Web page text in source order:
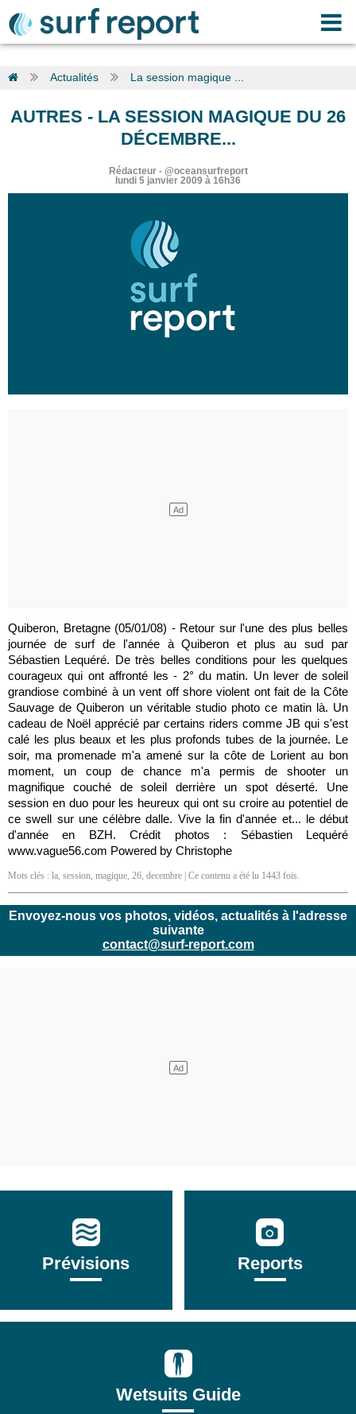
Actualités La session magique ...
AUTRES - LA SESSION MAGIQUE DU 26
DÉCEMBRE...
Rédacteur- @oceansurfreport
lundi 5 janvier 2009 à 16h36
Quiberon, Bretagne (05/01/08) - Retour sur l'une des plus belles
journée de surf de l'année à Quiberon et plus au sud par
Sébastien Lequéré. De très belles conditions pour les quelques
courageux qui ont affronté les - 2° du matin. Un lever de soleil
grandiose combiné à un vent off shore violent ont fait de la Côte
Sauvage de Quiberon un véritable studio photo ce matin là. Un
cadeau de Noël apprécié par certains riders comme JB qui s'est
calé les plus beaux et les plus profonds tubes de la journée. Le
soir, ma promenade m'a amené sur la côte de Lorient au bon
moment, un coup de chance m'a permis de shooter un
magnifique couché de soleil derrière un spot déserté. Une
session en duo pour les heureux qui ont su croire au potentiel de
ce swell sur une célèbre dalle. Vive la fin d'année et... le début
d'année en BZH. Crédit photos : Sébastien Lequéré
www.vague56.com Powered by Christophe
Mots clés : la, session, magique, 26, decembre | Ce contenu a été lu 1443 fois.
Envoyez-nous vos photos, vidéos, actualités à l'adresse
suivante
contact@surf-report.com
Prévisions Reports
Wetsuits Guide